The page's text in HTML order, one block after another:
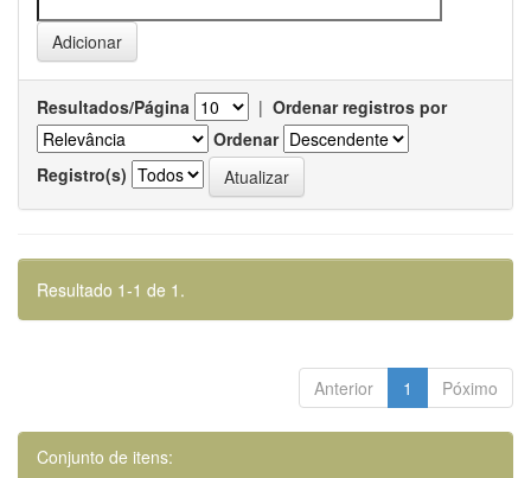
Resultados/Página | Ordenar registros por
Ordenar
Registro(s)
Resultado 1-1 de 1.
Anterior 1 Póximo
Conjunto de itens: